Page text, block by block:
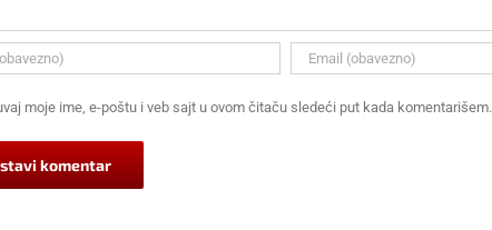
moje ime, e-poštu i veb sajt u ovom čitaču sledeći put kada komentarišem.